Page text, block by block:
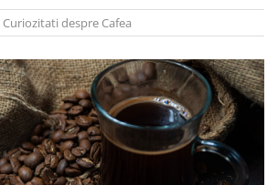
Curiozitati despre Cafea